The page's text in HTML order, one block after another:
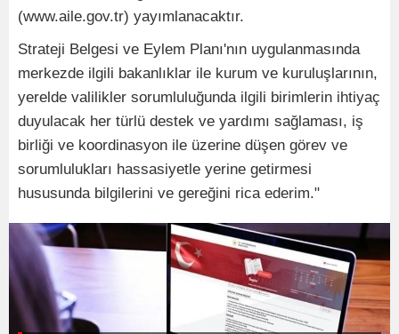
(www.aile.gov.tr) yayımlanacaktır.
Strateji Belgesi ve Eylem Planı'nın uygulanmasında
merkezde ilgili bakanlıklar ile kurum ve kuruluşlarının,
yerelde valilikler sorumluluğunda ilgili birimlerin ihtiyaç
duyulacak her türlü destek ve yardımı sağlaması, iş
birliği ve koordinasyon ile üzerine düşen görev ve
sorumlulukları hassasiyetle yerine getirmesi
hususunda bilgilerini ve gereğini rica ederim."